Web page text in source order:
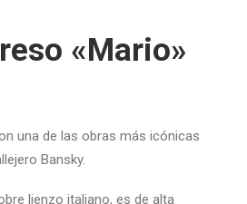
«Mario»
una de las obras más icónicas
Bansky.
lienzo italiano, es de alta